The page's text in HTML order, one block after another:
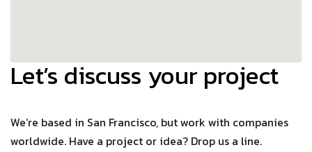
Let’s discuss your project
We’re based in San Francisco, but work with companies
worldwide. Have a project or idea? Drop us a line.